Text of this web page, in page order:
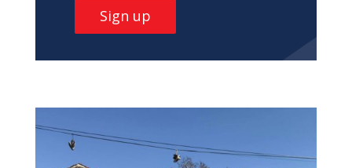
Sign up